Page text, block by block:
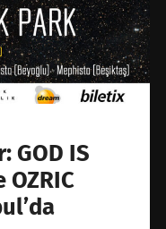
GOD IS
OZRIC